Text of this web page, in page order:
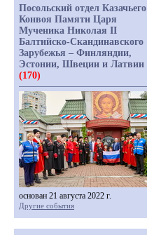
Посольский отдел Казачьего
Конвоя Памяти Царя
Мученика Николая II
Балтийско-Скандинавского
Зарубежья – Финляндии,
Эстонии, Швеции и Латвии
(170)
основан 21 августа 2022 г.
Другие события